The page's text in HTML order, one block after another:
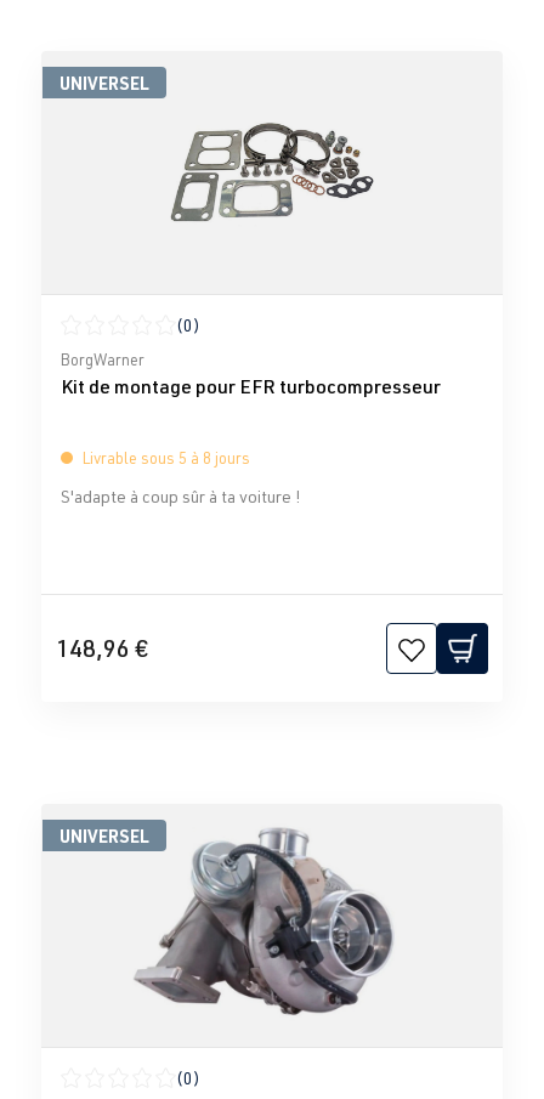
UNIVERSEL
Note moyenne de 0 sur 5 étoiles
(0)
BorgWarner
Kit de montage pour EFR turbocompresseur
Livrable sous 5 à 8 jours
S'adapte à coup sûr à ta voiture !
148,96 €
UNIVERSEL
(0)